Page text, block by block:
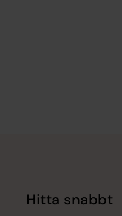
Hitta snabbt